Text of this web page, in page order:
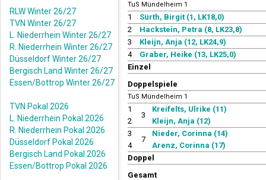
RLW Winter 26/27
TVN Winter 26/27
L. Niederrhein Winter 26/27
R. Niederrhein Winter 26/27
Düsseldorf Winter 26/27
Bergisch Land Winter 26/27
Essen/Bottrop Winter 26/27
TVN Pokal 2026
L. Niederrhein Pokal 2026
R. Niederrhein Pokal 2026
Düsseldorf Pokal 2026
Bergisch Land Pokal 2026
Essen/Bottrop Pokal 2026
TuS Mündelheim 1
1
Sürth, Birgit (1, LK18,0)
2
Hackstein, Petra (8, LK23,8)
3
Kleijn, Anja (12, LK24,9)
4
Graber, Heike (13, LK25,0)
Einzel
Doppelspiele
TuS Mündelheim 1
1
2
3
Kreifelts, Ulrike (11)
Kleijn, Anja (12)
3
4
7
Nieder, Corinna (14)
Arenz, Corinna (17)
Doppel
Gesamt